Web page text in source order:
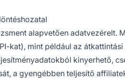
alapvetően adatvezérelt.
kat), mint például az átkattintási
kinyerhető,
a gyengébben teljesítő